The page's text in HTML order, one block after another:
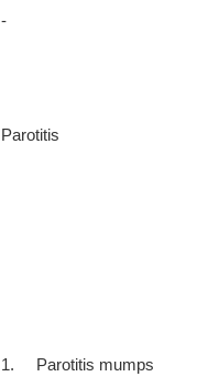
-
Parotitis
1. Parotitis mumps